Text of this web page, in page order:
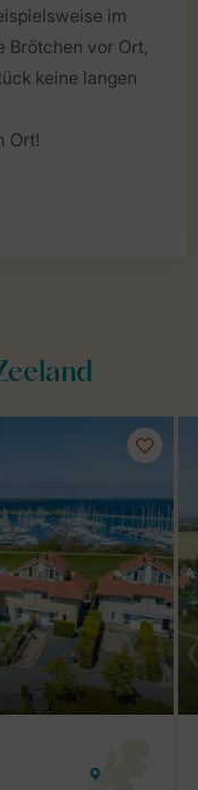
im
Brötchen vor Ort,
keine langen
Ort!